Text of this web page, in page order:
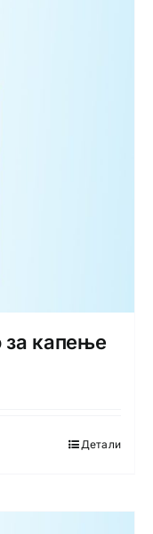
за капење
Детали